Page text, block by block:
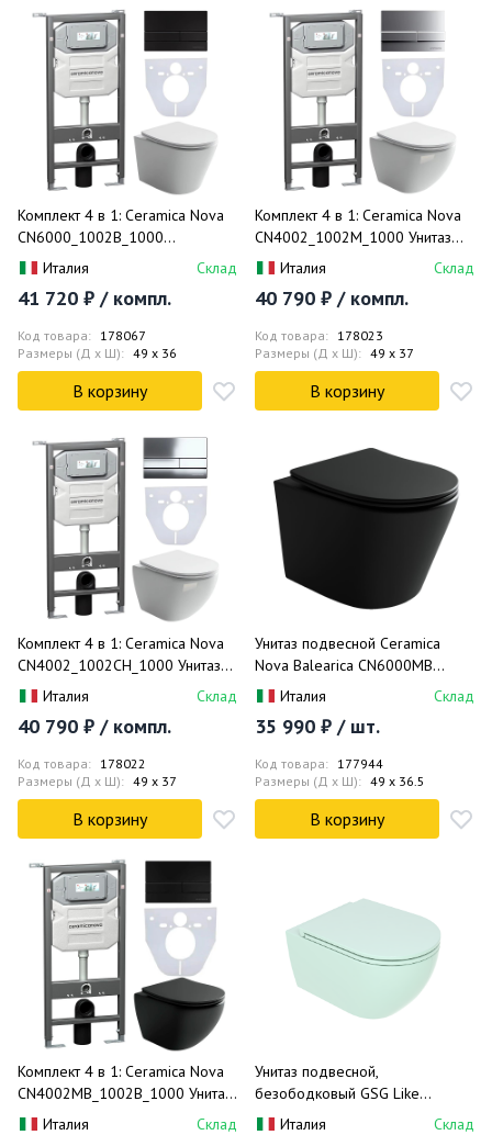
Комплект 4 в 1: Ceramica Nova
CN6000_1002B_1000
Подвесной унитаз Balearica
Инсталляция Envision +
(черный мат)
Италия Склад
41 720 ₽ / компл.
Код товара: 178067
Размеры (Д x Ш): 49 x 36
В корзину
Комплект 4 в 1: Ceramica Nova
CN4002_1002M_1000 Унитаз
подвесной Metropol Rimless +
Шумоизоляция + Кнопка смыва
Италия Склад
40 790 ₽ / компл.
Код товара: 178023
Размеры (Д x Ш): 49 x 37
В корзину
Комплект 4 в 1: Ceramica Nova
CN4002_1002CH_1000 Унитаз
подвесной Metropol Rimless +
Шумоизоляция + Кнопка смыва
Италия Склад
40 790 ₽ / компл.
Код товара: 178022
Размеры (Д x Ш): 49 x 37
В корзину
Унитаз подвесной Ceramica
Nova Balearica CN6000MB
49х36.5 с сиденьем и
Италия Склад
35 990 ₽ / шт.
Код товара: 177944
Размеры (Д x Ш): 49 x 36.5
В корзину
Комплект 4 в 1: Ceramica Nova
CN4002MB_1002B_1000 Унитаз
подвесной Metropol Rimless +
Италия Склад
Унитаз подвесной,
безободковый GSG Like
LKWCSO024 52.5x36
Италия Склад